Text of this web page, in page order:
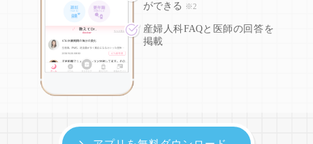
ができる
※2
産婦人科FAQと医師の回答を
掲載